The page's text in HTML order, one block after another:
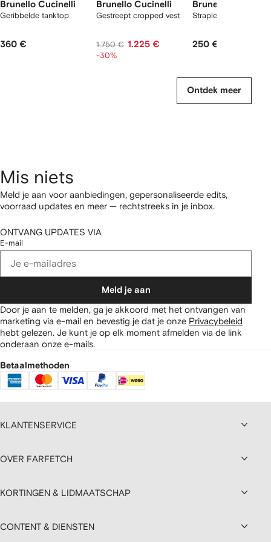
Brunello Cucinelli
Geribbelde tanktop
360 €
Brunello Cucinelli
Gestreept cropped vest
1.750 € 1.225 €
-30%
Brunello Cucinelli
Strapless top
250 €
Ontdek meer
Mis niets
Meld je aan voor aanbiedingen, gepersonaliseerde edits,
voorraad updates en meer — rechtstreeks in je inbox.
ONTVANG UPDATES VIA
E-mail
Meld je aan
Door je aan te melden, ga je akkoord met het ontvangen van
marketing via e-mail en bevestig je dat je onze Privacybeleid
hebt gelezen. Je kunt je op elk moment afmelden via de link
onderaan onze e-mails.
Betaalmethoden
KLANTENSERVICE
OVER FARFETCH
KORTINGEN & LIDMAATSCHAP
CONTENT & DIENSTEN